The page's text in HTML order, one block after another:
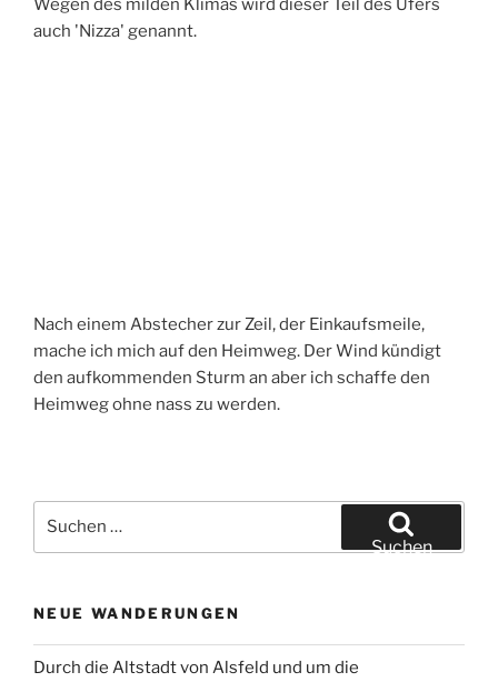
Wegen des milden Klimas wird dieser Teil des Ufers
auch 'Nizza' genannt.
Nach einem Abstecher zur Zeil, der Einkaufsmeile,
mache ich mich auf den Heimweg. Der Wind kündigt
den aufkommenden Sturm an aber ich schaffe den
Heimweg ohne nass zu werden.
nach:
Suchen
NEUE WANDERUNGEN
Durch die Altstadt von Alsfeld und um die